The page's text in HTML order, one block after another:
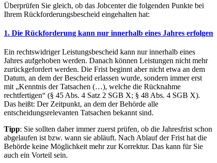
Überprüfen Sie gleich, ob das Jobcenter die folgenden Punkte bei
Ihrem Rückforderungsbescheid eingehalten hat:
1. Die Rückforderung kann nur innerhalb eines Jahres erfolgen
Ein rechtswidriger Leistungsbescheid kann nur innerhalb eines
Jahres aufgehoben werden. Danach können Leistungen nicht mehr
zurückgefordert werden. Die Frist beginnt aber nicht etwa an dem
Datum, an dem der Bescheid erlassen wurde, sondern immer erst
mit „Kenntnis der Tatsachen (…), welche die Rücknahme
rechtfertigen“ (§ 45 Abs. 4 Satz 2 SGB X; § 48 Abs. 4 SGB X).
Das heißt: Der Zeitpunkt, an dem der Behörde alle
entscheidungsrelevanten Tatsachen bekannt sind.
Tipp: Sie sollten daher immer zuerst prüfen, ob die Jahresfrist schon
abgelaufen ist bzw. wann sie abläuft. Nach Ablauf der Frist hat die
Behörde keine Möglichkeit mehr zur Korrektur. Das kann für Sie
auch ein Vorteil sein.